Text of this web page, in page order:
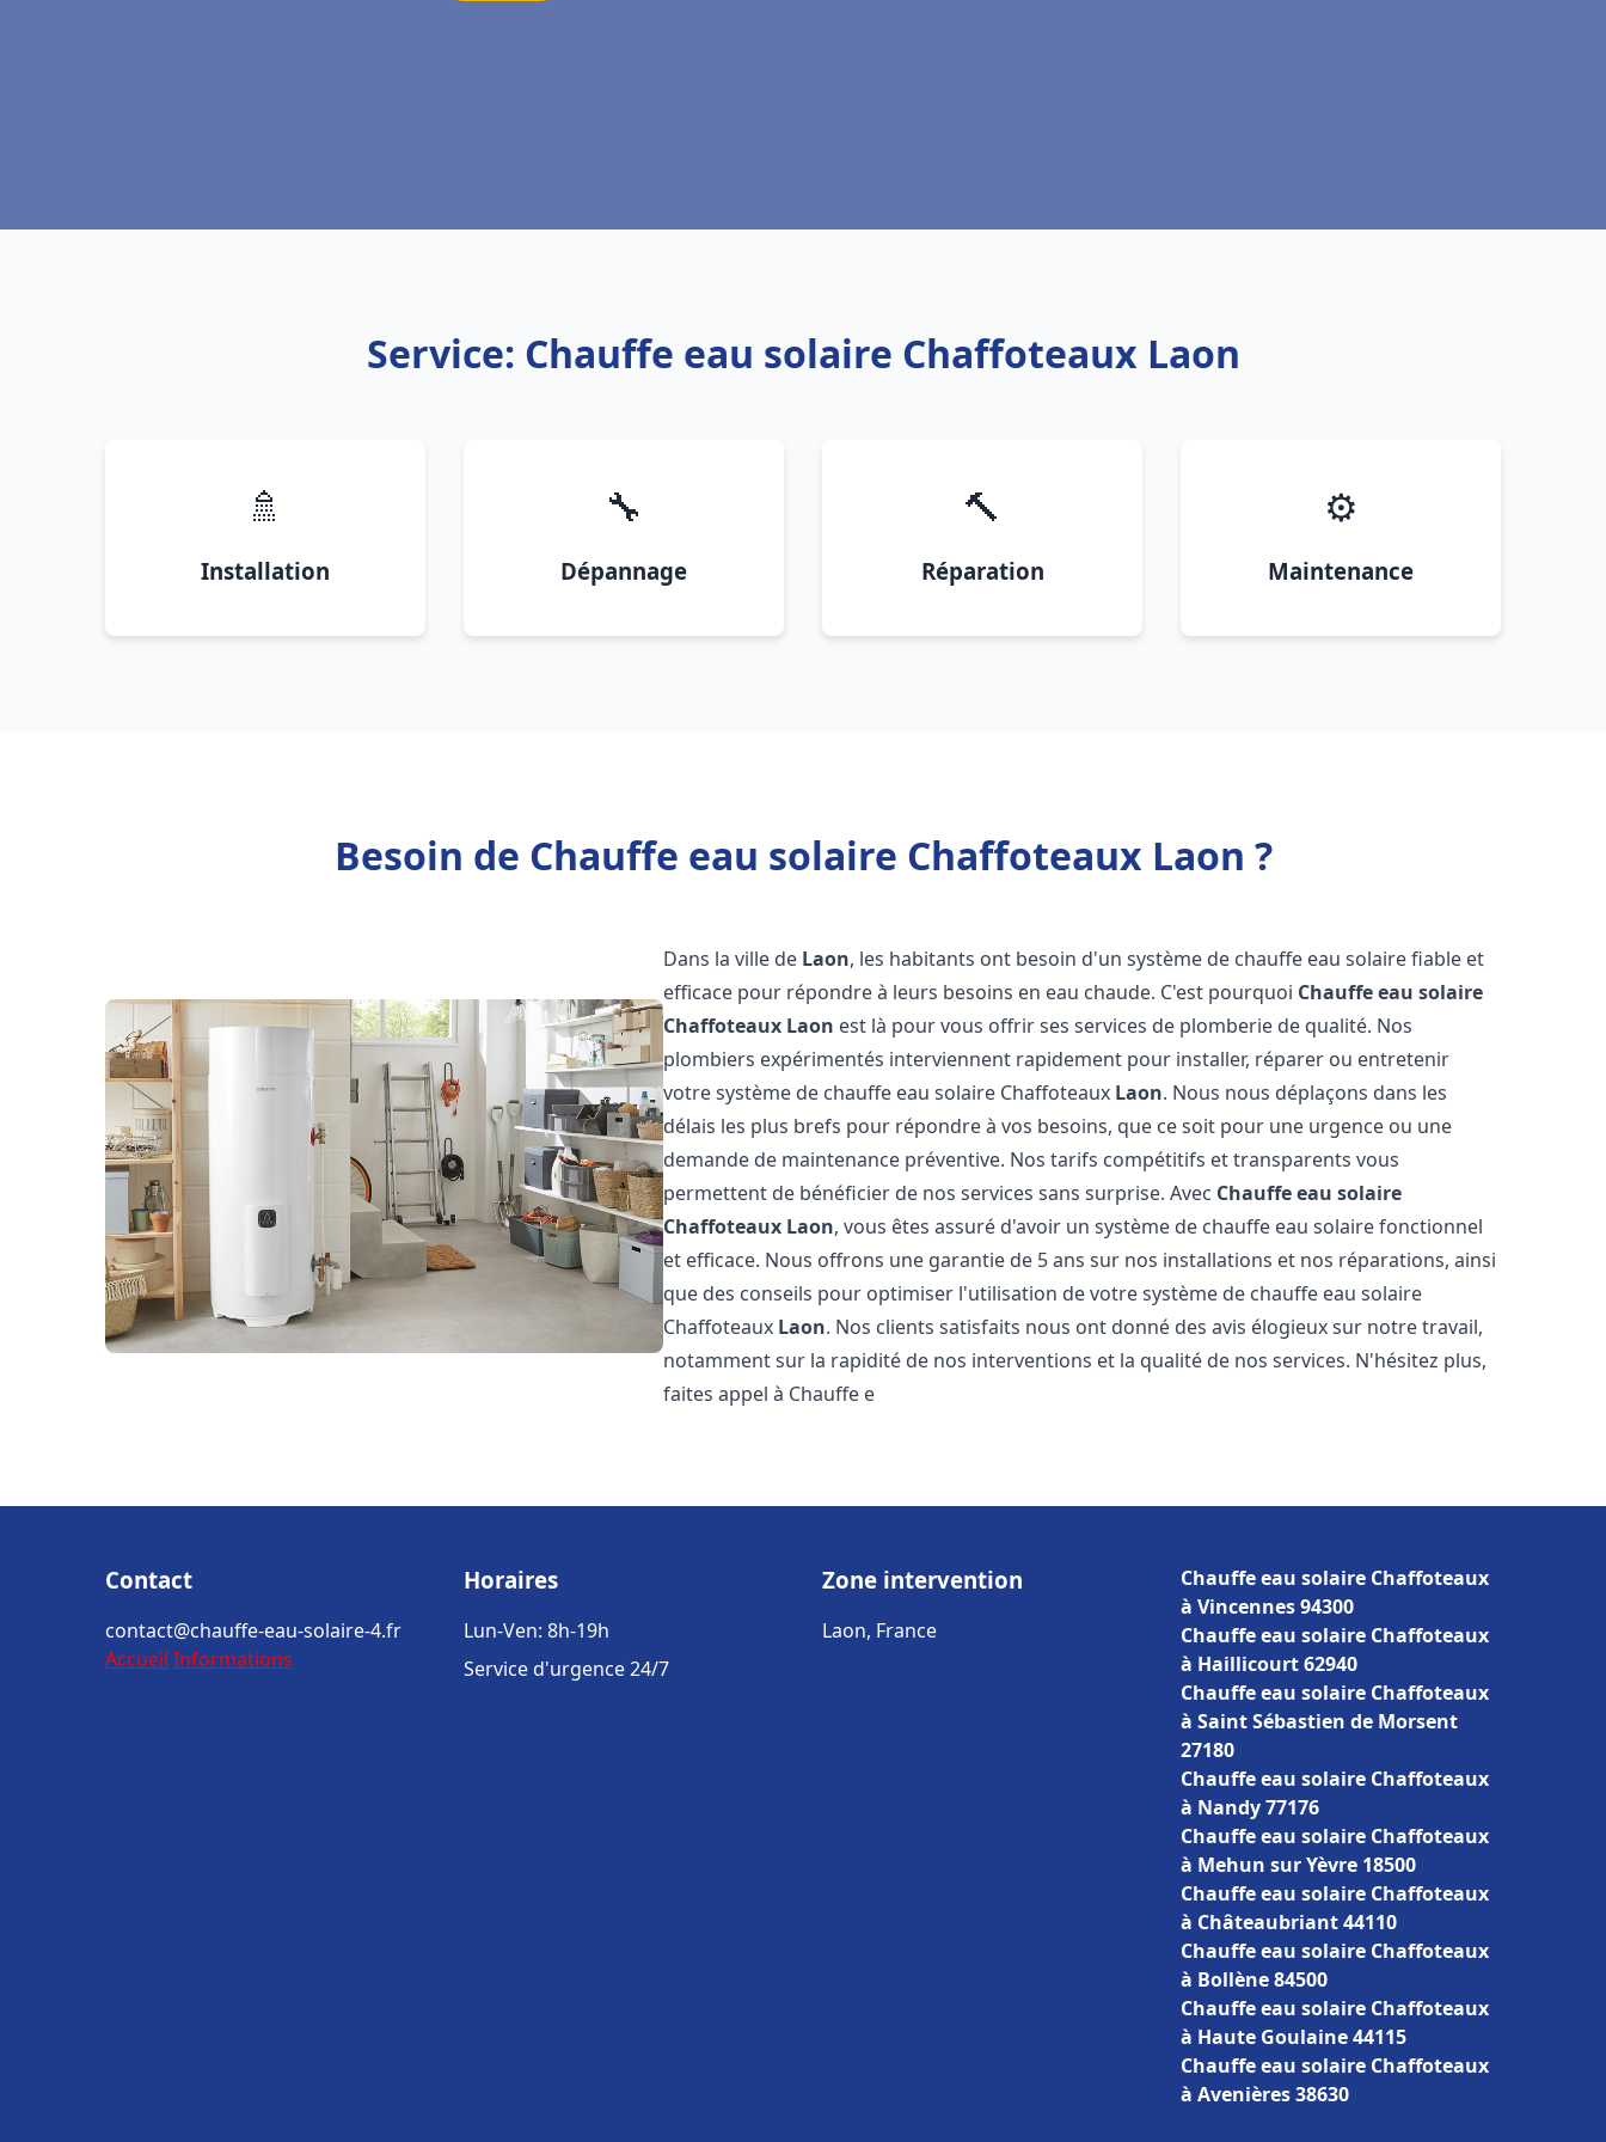
Service: Chauffe eau solaire Chaffoteaux Laon
🚿
Installation
🔧
Dépannage
🔨
Réparation
⚙️
Maintenance
Besoin de Chauffe eau solaire Chaffoteaux Laon ?
Dans la ville de Laon, les habitants ont besoin d'un système de chauffe eau solaire fiable et
efficace pour répondre à leurs besoins en eau chaude. C'est pourquoi Chauffe eau solaire
Chaffoteaux Laon est là pour vous offrir ses services de plomberie de qualité. Nos
plombiers expérimentés interviennent rapidement pour installer, réparer ou entretenir
votre système de chauffe eau solaire Chaffoteaux Laon. Nous nous déplaçons dans les
délais les plus brefs pour répondre à vos besoins, que ce soit pour une urgence ou une
demande de maintenance préventive. Nos tarifs compétitifs et transparents vous
permettent de bénéficier de nos services sans surprise. Avec Chauffe eau solaire
Chaffoteaux Laon, vous êtes assuré d'avoir un système de chauffe eau solaire fonctionnel
et efficace. Nous offrons une garantie de 5 ans sur nos installations et nos réparations, ainsi
que des conseils pour optimiser l'utilisation de votre système de chauffe eau solaire
Chaffoteaux Laon. Nos clients satisfaits nous ont donné des avis élogieux sur notre travail,
notamment sur la rapidité de nos interventions et la qualité de nos services. N'hésitez plus,
faites appel à Chauffe e
Contact
contact@chauffe-eau-solaire-4.fr
Accueil Informations
Horaires
Lun-Ven: 8h-19h
Service d'urgence 24/7
Zone intervention
Laon, France
Chauffe eau solaire Chaffoteaux
à Vincennes 94300
Chauffe eau solaire Chaffoteaux
à Haillicourt 62940
Chauffe eau solaire Chaffoteaux
à Saint Sébastien de Morsent
27180
Chauffe eau solaire Chaffoteaux
à Nandy 77176
Chauffe eau solaire Chaffoteaux
à Mehun sur Yèvre 18500
Chauffe eau solaire Chaffoteaux
à Châteaubriant 44110
Chauffe eau solaire Chaffoteaux
à Bollène 84500
Chauffe eau solaire Chaffoteaux
à Haute Goulaine 44115
Chauffe eau solaire Chaffoteaux
à Avenières 38630